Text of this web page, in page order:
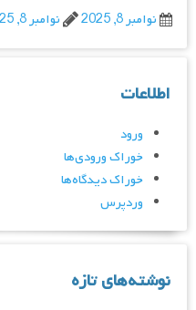
نوامبر 8, 2025
نوامبر 8, 2025
اطلاعات
ورود
خوراک ورودی‌ها
خوراک دیدگاه‌ها
وردپرس
نوشته‌های تازه